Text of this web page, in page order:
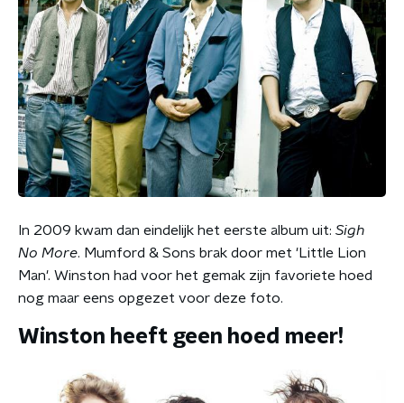
In 2009 kwam dan eindelijk het eerste album uit: Sigh
No More. Mumford & Sons brak door met 'Little Lion
Man'. Winston had voor het gemak zijn favoriete hoed
nog maar eens opgezet voor deze foto.
Winston heeft geen hoed meer!